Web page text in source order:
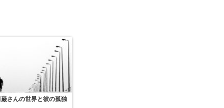
さんの世界と彼の孤独